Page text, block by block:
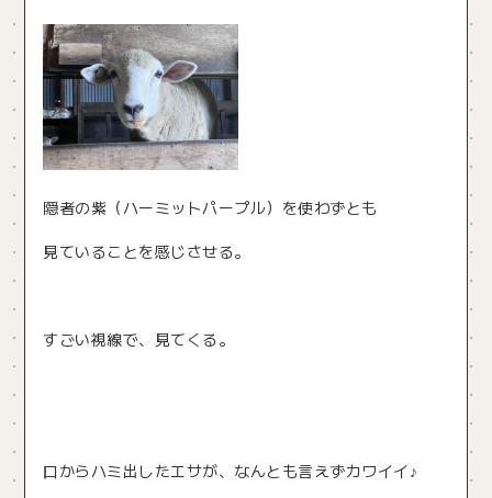
隠者の紫（ハーミットパープル）を使わずとも
見ていることを感じさせる。
すごい視線で、見てくる。
口からハミ出したエサが、なんとも言えずカワイイ♪